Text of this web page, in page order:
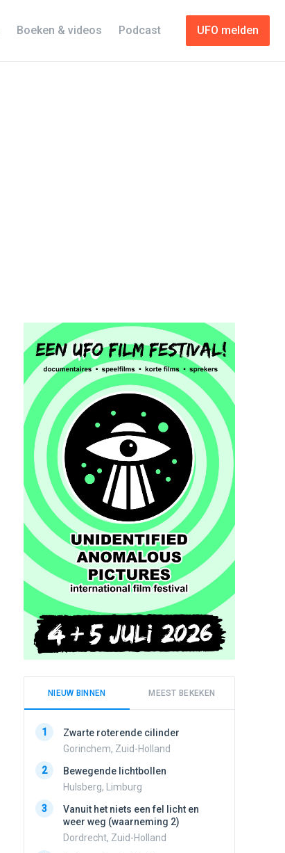
UFO melden
Boeken & videos Podcast
NIEUW BINNEN MEEST BEKEKEN
1
Zwarte roterende cilinder
Gorinchem, Zuid-Holland
2
Bewegende lichtbollen
Hulsberg, Limburg
3
Vanuit het niets een fel licht en
weer weg (waarneming 2)
Dordrecht, Zuid-Holland